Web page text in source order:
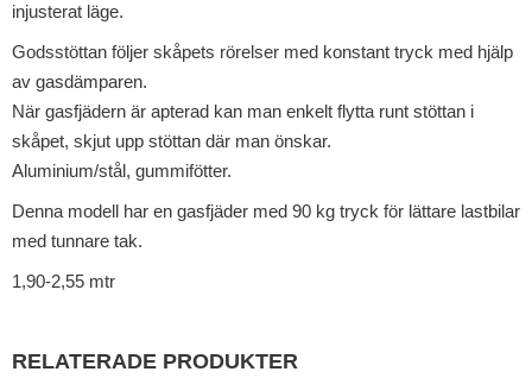
injusterat läge.
Godsstöttan följer skåpets rörelser med konstant tryck med hjälp
av gasdämparen.
När gasfjädern är apterad kan man enkelt flytta runt stöttan i
skåpet, skjut upp stöttan där man önskar.
Aluminium/stål, gummifötter.
Denna modell har en gasfjäder med 90 kg tryck för lättare lastbilar
med tunnare tak.
1,90-2,55 mtr
RELATERADE PRODUKTER